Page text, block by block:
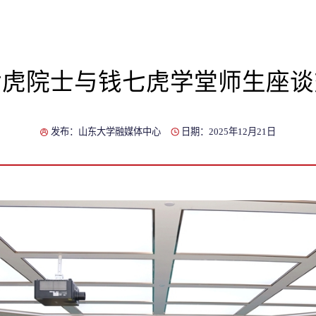
院士与钱七虎学堂师生座
发布：山东大学融媒体中心 日期：2025年12月21日